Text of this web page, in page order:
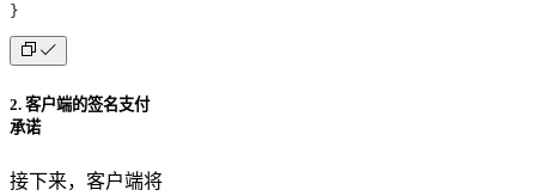
}
2. 客户端的签名支付
承诺
接下来，客户端将